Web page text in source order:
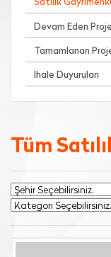
Tüm
Satılık
Devam Eden
Tamamlanan
İhale Duyuruları